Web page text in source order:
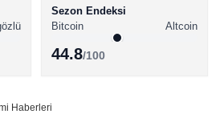
Sezon Endeksi
Bitcoin
Altcoin
44.8/100
Haberleri